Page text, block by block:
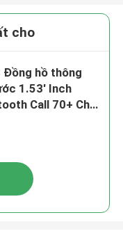
cho
Đồng hồ thông
1.53' Inch
Call 70+ Chế